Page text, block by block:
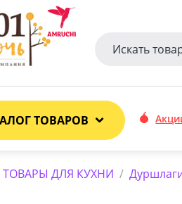
ТОВАРОВ
ТОВАРЫ ДЛЯ КУХНИ /